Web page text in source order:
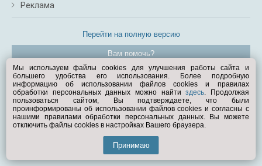
Реклама
Перейти на полную версию
Вам помочь?
© Exist.ru 1998—2026
Мы используем файлы cookies для улучшения работы сайта и
большего удобства его использования. Более подробную
информацию об использовании файлов cookies и правилах
обработки персональных данных можно найтиздесь. Продолжая
пользоваться сайтом, Вы подтверждаете, что были
проинформированы об использовании файлов cookies и согласны с
нашими правилами обработки персональных данных. Вы можете
отключить файлы cookies в настройках Вашего браузера.
Принимаю